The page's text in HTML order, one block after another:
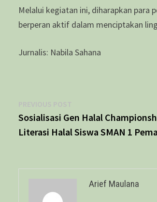
Melalui kegiatan ini, diharapkan para
berperan aktif dalam menciptakan
Jurnalis: Nabila Sahana
Navigasi
pos
PREVIOUS POST
post:
Sosialisasi Gen Halal
Literasi Halal Siswa SMAN 1
Arief Maulana